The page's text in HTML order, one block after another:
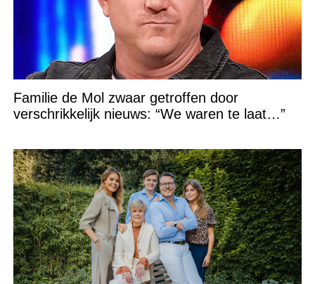
Familie de Mol zwaar getroffen door
verschrikkelijk nieuws: “We waren te laat…”